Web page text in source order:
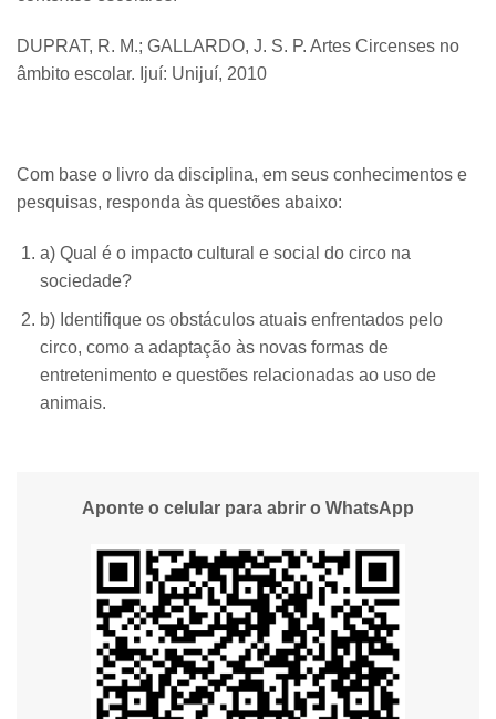
DUPRAT, R. M.; GALLARDO, J. S. P. Artes Circenses no
âmbito escolar. Ijuí: Unijuí, 2010
Com base o livro da disciplina, em seus conhecimentos e
pesquisas, responda às questões abaixo:
a) Qual é o impacto cultural e social do circo na
sociedade?
b) Identifique os obstáculos atuais enfrentados pelo
circo, como a adaptação às novas formas de
entretenimento e questões relacionadas ao uso de
animais.
Aponte o celular para abrir o WhatsApp